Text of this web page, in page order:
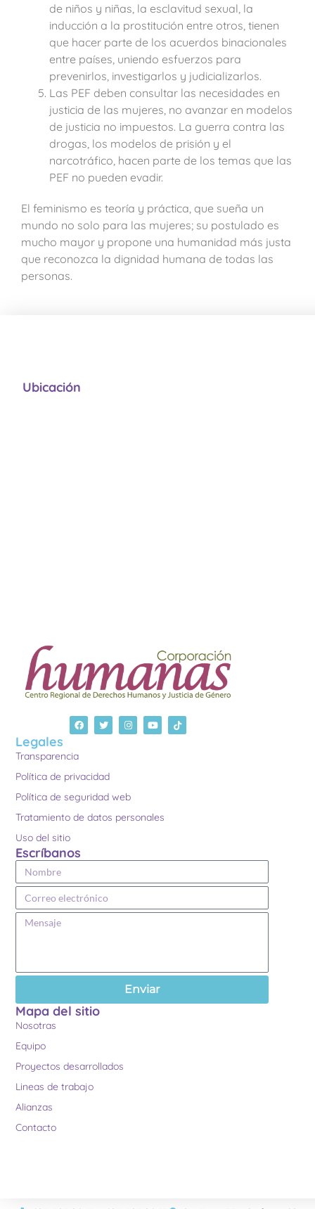
de niños y niñas, la esclavitud sexual, la
inducción a la prostitución entre otros, tienen
que hacer parte de los acuerdos binacionales
entre países, uniendo esfuerzos para
prevenirlos, investigarlos y judicializarlos.
Las PEF deben consultar las necesidades en
justicia de las mujeres, no avanzar en modelos
de justicia no impuestos. La guerra contra las
drogas, los modelos de prisión y el
narcotráfico, hacen parte de los temas que las
PEF no pueden evadir.
El feminismo es teoría y práctica, que sueña un
mundo no solo para las mujeres; su postulado es
mucho mayor y propone una humanidad más justa
que reconozca la dignidad humana de todas las
personas.
Legales
Transparencia
Política de privacidad
Política de seguridad web
Tratamiento de datos personales
Uso del sitio
Escríbanos
Enviar
Mapa del sitio
Nosotras
Equipo
Proyectos desarrollados
Lineas de trabajo
Alianzas
Contacto
Ubicación